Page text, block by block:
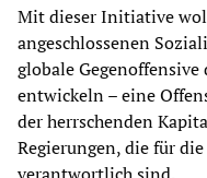
Mit dieser Initiative
angeschlossenen
globale
entwickeln – eine
der herrschenden
Regierungen, die für
verantwortlich sind.